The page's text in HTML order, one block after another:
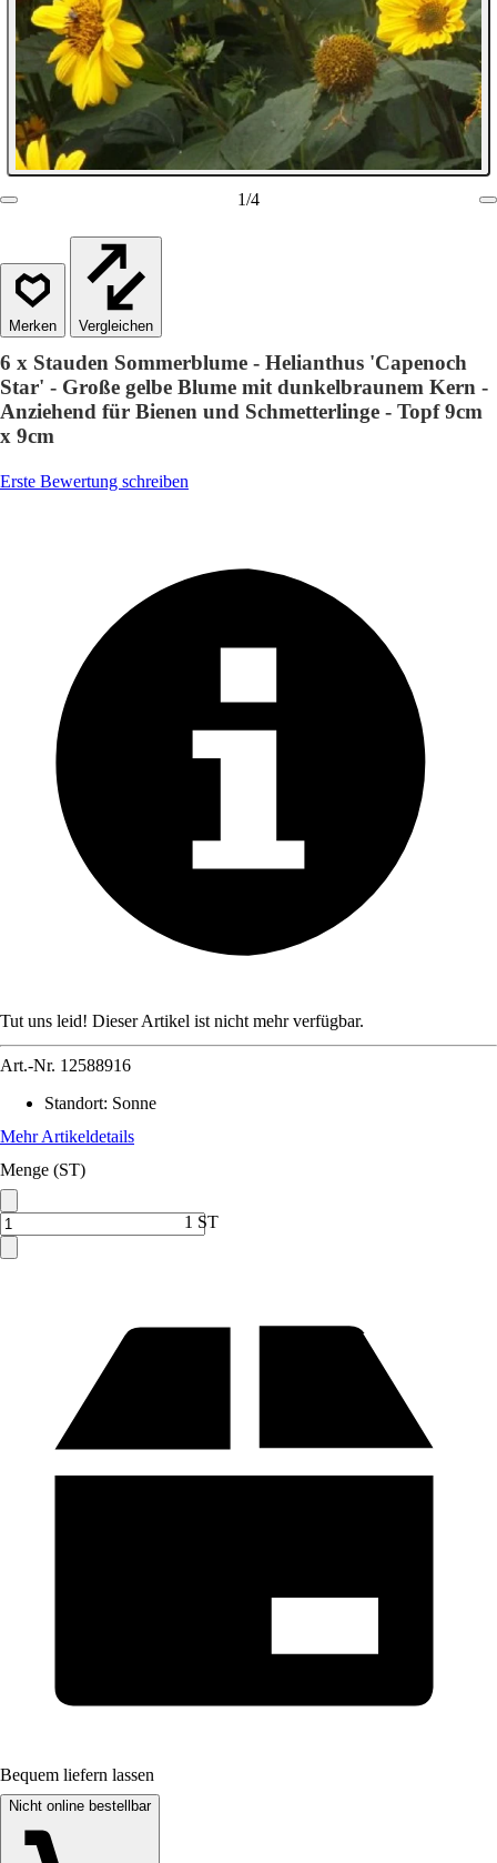
1/4
Vergleichen
6 x Stauden Sommerblume - Helianthus 'Capenoch
Star' - Große gelbe Blume mit dunkelbraunem Kern -
Anziehend für Bienen und Schmetterlinge - Topf 9cm
x 9cm
Erste Bewertung schreiben
Tut uns leid! Dieser Artikel ist nicht mehr verfügbar.
Art.-Nr. 12588916
Standort: Sonne
Mehr Artikeldetails
Menge (ST)
1 ST
Bequem liefern lassen
Nicht online bestellbar